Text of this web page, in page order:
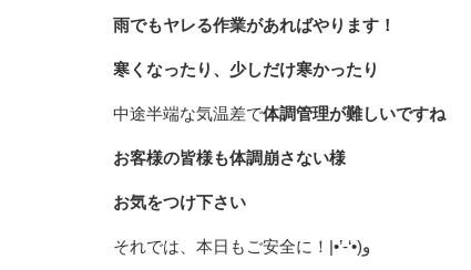
雨でもヤレる作業があればやります！
寒くなったり、少しだけ寒かったり
中途半端な気温差で体調管理が難しいですね
お客様の皆様も体調崩さない様
お気をつけ下さい
それでは、本日もご安全に！‎|•’-‘•)و